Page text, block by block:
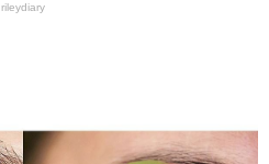
rileydiary